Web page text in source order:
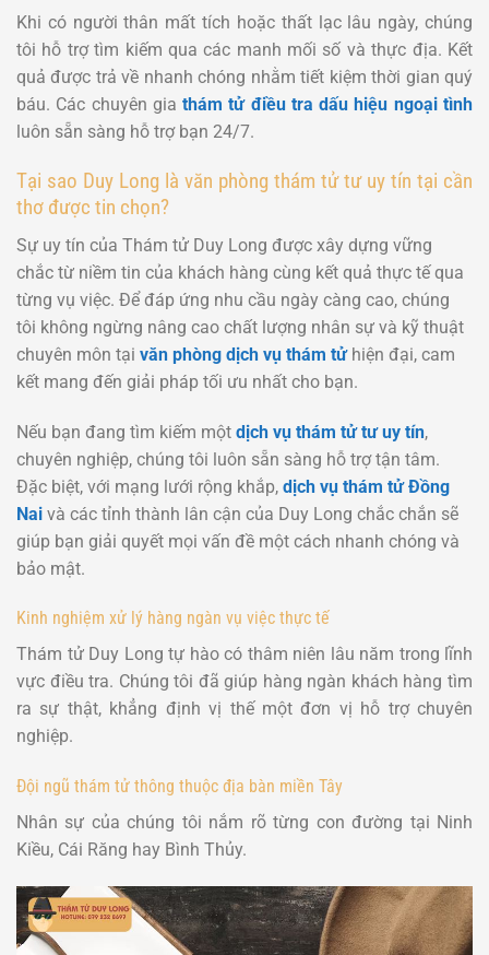
Khi có người thân mất tích hoặc thất lạc lâu ngày, chúng
tôi hỗ trợ tìm kiếm qua các manh mối số và thực địa. Kết
quả được trả về nhanh chóng nhằm tiết kiệm thời gian quý
báu. Các chuyên giathám tử điều tra dấu hiệu ngoại tình
luôn sẵn sàng hỗ trợ bạn 24/7.
Tại sao Duy Long là văn phòng thám tử tư uy tín tại cần
thơ được tin chọn?
Sự uy tín của Thám tử Duy Long được xây dựng vững
chắc từ niềm tin của khách hàng cùng kết quả thực tế qua
từng vụ việc. Để đáp ứng nhu cầu ngày càng cao, chúng
tôi không ngừng nâng cao chất lượng nhân sự và kỹ thuật
chuyên môn tại văn phòng dịch vụ thám tửhiện đại, cam
kết mang đến giải pháp tối ưu nhất cho bạn.
Nếu bạn đang tìm kiếm một dịch vụ thám tử tư uy tín,
chuyên nghiệp, chúng tôi luôn sẵn sàng hỗ trợ tận tâm.
Đặc biệt, với mạng lưới rộng khắp, dịch vụ thám tử Đồng
Nai và các tỉnh thành lân cận của Duy Long chắc chắn sẽ
giúp bạn giải quyết mọi vấn đề một cách nhanh chóng và
bảo mật.
Kinh nghiệm xử lý hàng ngàn vụ việc thực tế
Thám tử Duy Long tự hào có thâm niên lâu năm trong lĩnh
vực điều tra. Chúng tôi đã giúp hàng ngàn khách hàng tìm
ra sự thật, khẳng định vị thế một đơn vị hỗ trợ chuyên
nghiệp.
Đội ngũ thám tử thông thuộc địa bàn miền Tây
Nhân sự của chúng tôi nắm rõ từng con đường tại Ninh
Kiều, Cái Răng hay Bình Thủy.